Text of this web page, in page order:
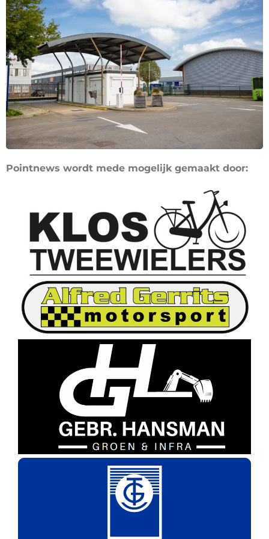
Pointnews wordt mede mogelijk gemaakt door: